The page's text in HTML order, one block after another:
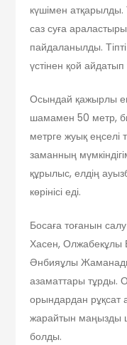
күшімен атқарылды.
саз суға
пайдаланылды.
үстінен қой
Осындай қажырлы
шамамен 50 метр,
метрге жуық еңселі
заманның
құрылыс, елдің
көрінісі еді.
Босаға тоғанын
Хасен, Олжабекұлы
Әнбияұлы
азаматтары тұрды.
орындардан рұқсат
жарайтын маңызды
болды.